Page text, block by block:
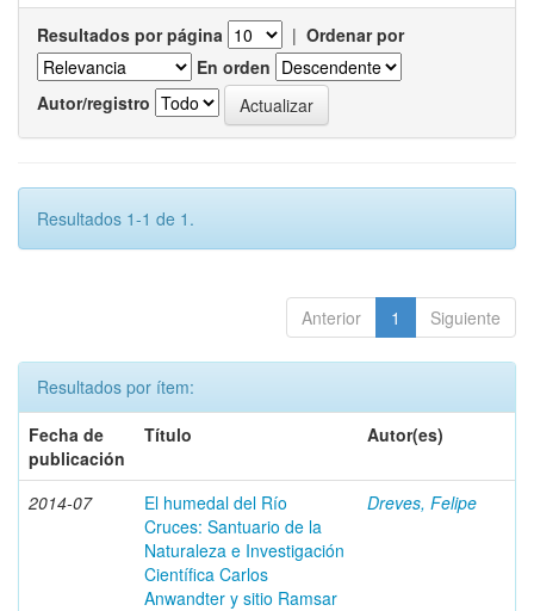
Resultados por página | Ordenar por
En orden
Autor/registro
Resultados 1-1 de 1.
Anterior 1 Siguiente
Resultados por ítem:
Fecha de
publicación
Título Autor(es)
2014-07
El humedal del Río
Cruces: Santuario de la
Naturaleza e Investigación
Científica Carlos
Anwandter y sitio Ramsar
Dreves, Felipe